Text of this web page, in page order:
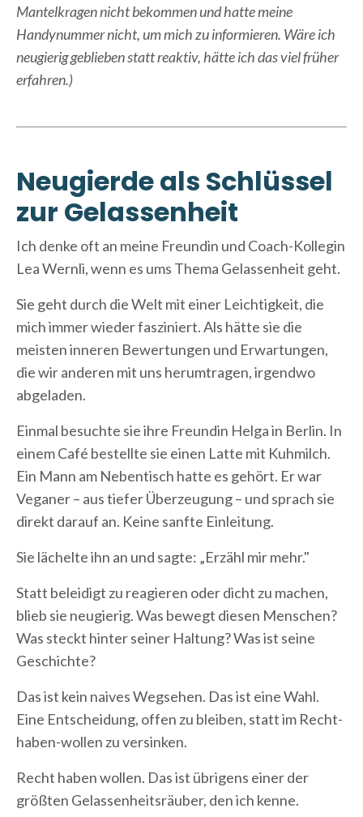
Mantelkragen nicht bekommen und hatte meine
Handynummer nicht, um mich zu informieren. Wäre ich
neugierig geblieben statt reaktiv, hätte ich das viel früher
erfahren.)
Neugierde als Schlüssel
zur Gelassenheit
Ich denke oft an meine Freundin und Coach-Kollegin
Lea Wernli, wenn es ums Thema Gelassenheit geht.
Sie geht durch die Welt mit einer Leichtigkeit, die
mich immer wieder fasziniert. Als hätte sie die
meisten inneren Bewertungen und Erwartungen,
die wir anderen mit uns herumtragen, irgendwo
abgeladen.
Einmal besuchte sie ihre Freundin Helga in Berlin. In
einem Café bestellte sie einen Latte mit Kuhmilch.
Ein Mann am Nebentisch hatte es gehört. Er war
Veganer – aus tiefer Überzeugung – und sprach sie
direkt darauf an. Keine sanfte Einleitung.
Sie lächelte ihn an und sagte: „Erzähl mir mehr."
Statt beleidigt zu reagieren oder dicht zu machen,
blieb sie neugierig. Was bewegt diesen Menschen?
Was steckt hinter seiner Haltung? Was ist seine
Geschichte?
Das ist kein naives Wegsehen. Das ist eine Wahl.
Eine Entscheidung, offen zu bleiben, statt im Recht-
haben-wollen zu versinken.
Recht haben wollen. Das ist übrigens einer der
größten Gelassenheitsräuber, den ich kenne.